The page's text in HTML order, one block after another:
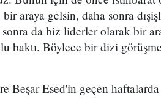
bir araya gelsin, daha sonra
sonra da biz liderler olarak bir
baktı. Böylece bir dizi
Beşar Esed'in geçen